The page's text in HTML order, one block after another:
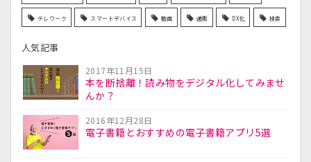
テレワーク スマートデバイス 動画 通販 DX化 検索
人気記事
2017年11月15日
本を断捨離！読み物をデジタル化してみませ
んか？
2016年12月28日
電子書籍とおすすめの電子書籍アプリ5選